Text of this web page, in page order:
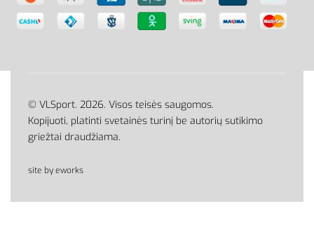
© VLSport. 2026. Visos teisės saugomos.
Kopijuoti, platinti svetainės turinį be autorių sutikimo
griežtai draudžiama.
site by eworks